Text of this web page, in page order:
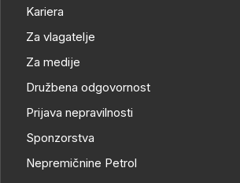
Kariera
Za vlagatelje
Za medije
Družbena odgovornost
Prijava nepravilnosti
Sponzorstva
Nepremičnine Petrol